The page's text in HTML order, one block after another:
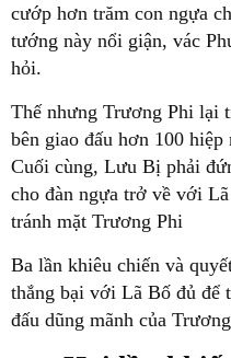
cướp hơn trăm con ngựa
tướng này nổi giận, vác
hỏi.
Thế nhưng Trương Phi lại
bên giao đấu hơn 100
Cuối cùng, Lưu Bị phải
cho đàn ngựa trở về với
tránh mặt Trương Phi
Ba lần khiêu chiến và
thắng bại với Lã Bố đủ để
đấu dũng mãnh của